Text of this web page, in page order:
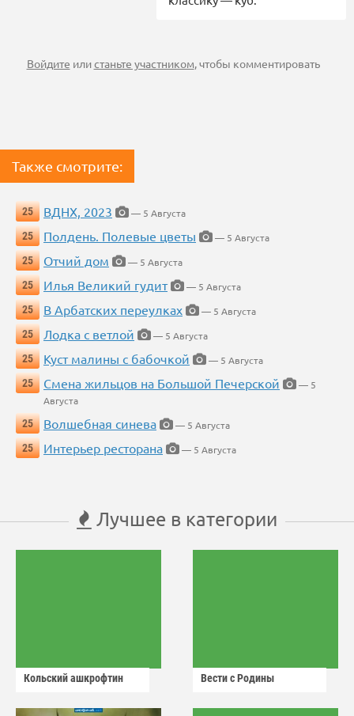
Войдите илистаньте участником, чтобы комментировать
Также смотрите:
25 ВДНХ, 2023
— 5 Августа
25
Полдень. Полевые цветы
— 5 Августа
25
Отчий дом
— 5 Августа
25
Илья Великий гудит
— 5 Августа
25
В Арбатских переулках
— 5 Августа
25
Лодка с ветлой
— 5 Августа
25
Куст малины с бабочкой
— 5 Августа
25
Смена жильцов на Большой Печерской
— 5
Августа
25
Волшебная синева
— 5 Августа
25
Интерьер ресторана — 5 Августа
Лучшее в категории
Кольский ашкрофтин Вести с Родины